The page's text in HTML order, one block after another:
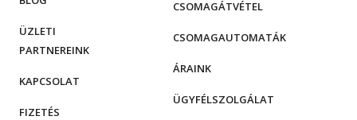
CSOMAGÁTVÉTEL
CSOMAGAUTOMATÁK
ÁRAINK
ÜGYFÉLSZOLGÁLAT
ÜZLETI
PARTNEREINK
KAPCSOLAT
FIZETÉS